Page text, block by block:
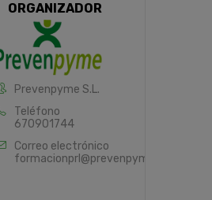
ORGANIZADOR
Prevenpyme S.L.
Teléfono
670901744
Correo electrónico
formacionprl@prevenpyme.es